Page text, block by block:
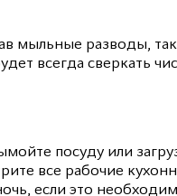
мыльные разводы,
всегда сверкать
посуду или
все рабочие
если это